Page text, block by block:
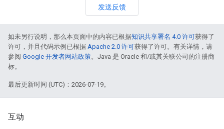
发送反馈
如未另行说明，那么本页面中的内容已根据知识共享署名 4.0 许可获得了
许可，并且代码示例已根据 Apache 2.0 许可获得了许可。有关详情，请
参阅 Google 开发者网站政策。Java 是 Oracle 和/或其关联公司的注册商
标。
最后更新时间 (UTC)：2026-07-19。
互动